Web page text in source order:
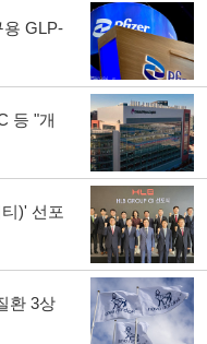
용 GLP-
등 "개
)' 선포
환 3상